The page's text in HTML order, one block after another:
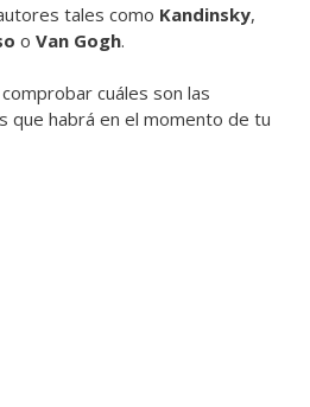
tales como Kandinsky,
o Van Gogh.
cuáles son las
que habrá en el momento de tu